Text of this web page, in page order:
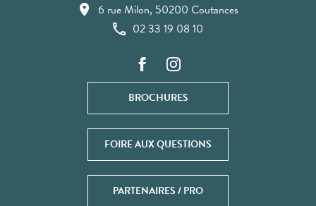
6 rue Milon, 50200 Coutances
02 33 19 08 10
BROCHURES
FOIRE AUX QUESTIONS
PARTENAIRES / PRO